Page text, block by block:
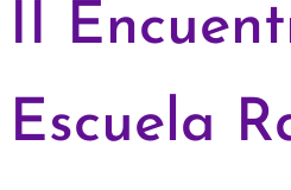
II
Escuela